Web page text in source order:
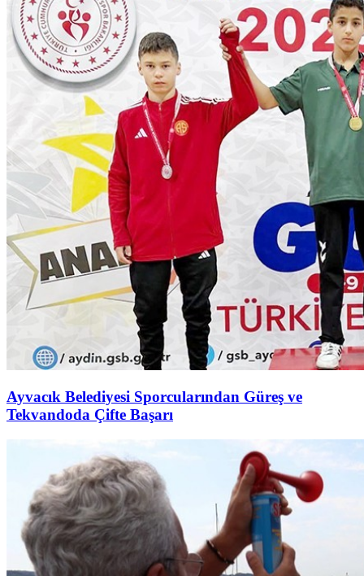
Ayvacık Belediyesi Sporcularından Güreş ve
Tekvandoda Çifte Başarı